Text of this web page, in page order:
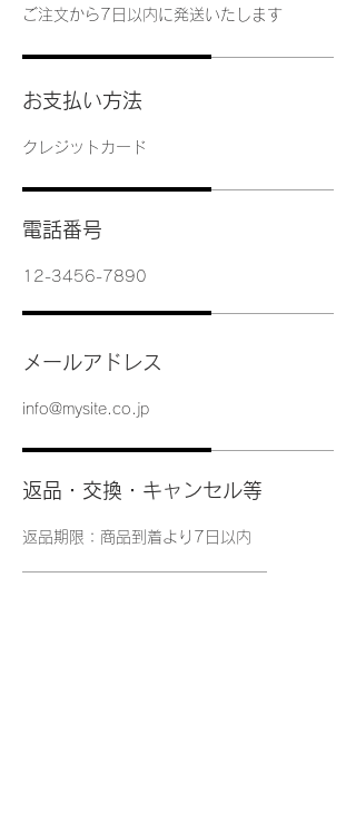
ご注文から7日以内に発送いたします
お支払い方法
クレジットカード
電話番号
12-3456-7890
メールアドレス
info@mysite.co.jp
返品・交換・キャンセル等
返品期限：商品到着より7日以内